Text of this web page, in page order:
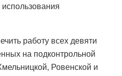
использования
работу всех девяти
на подконтрольной
Ровенской и